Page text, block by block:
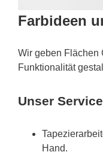
Farbideen
Wir geben Flächen
Funktionalität
Unser
Hand.